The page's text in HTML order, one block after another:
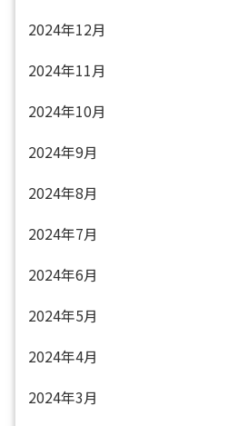
2024年12月
2024年11月
2024年10月
2024年9月
2024年8月
2024年7月
2024年6月
2024年5月
2024年4月
2024年3月